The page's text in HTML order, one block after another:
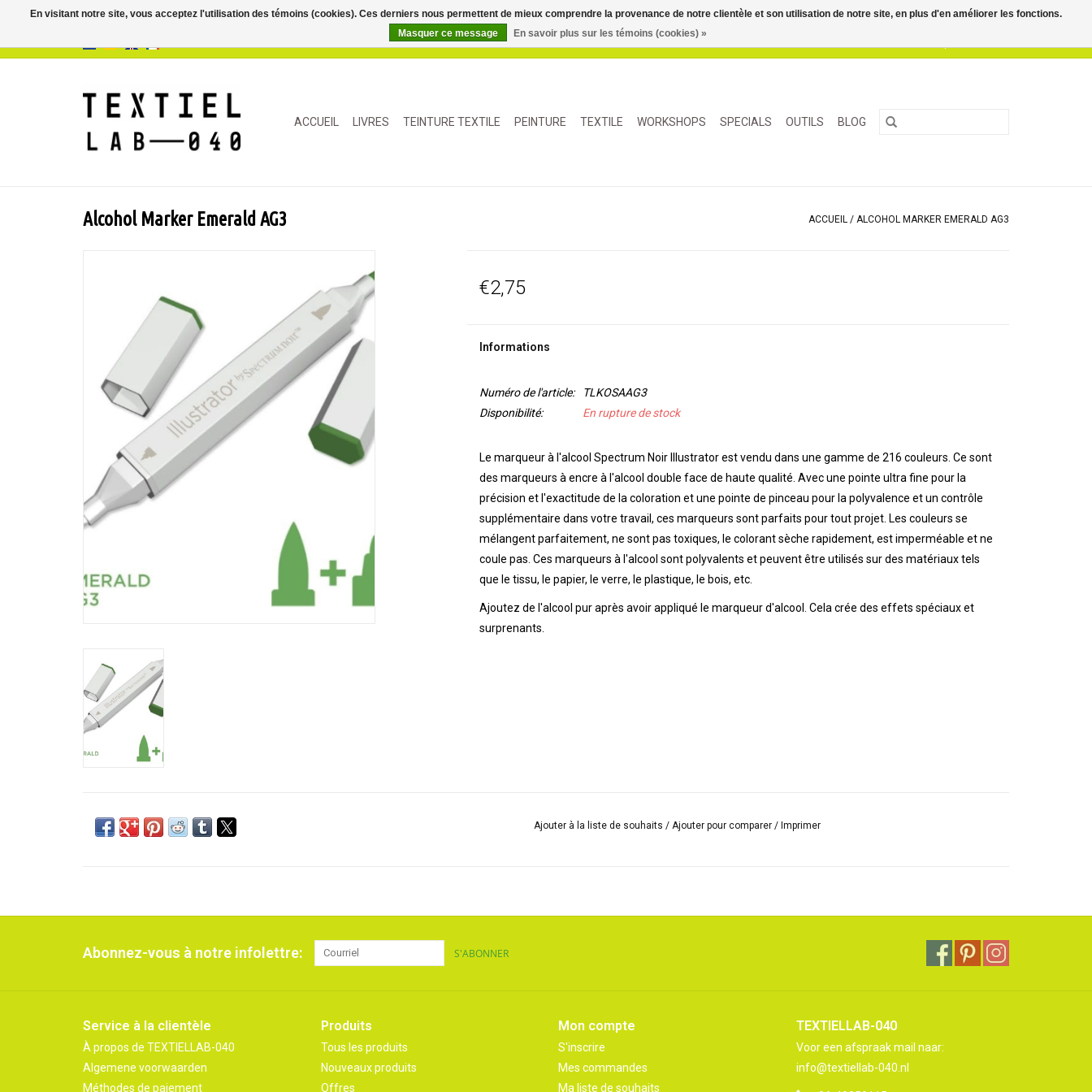
ACCUEIL LIVRES TEINTURE TEXTILE PEINTURE TEXTILE WORKSHOPS SPECIALS OUTILS BLOG
Alcohol Marker Emerald AG3 ACCUEIL / ALCOHOL MARKER EMERALD AG3
€2,75
Informations
Numéro de l'article:
TLKOSAAG3
Disponibilité:
En rupture de stock
Le marqueur à l'alcool Spectrum Noir Illustrator est vendu dans une gamme de 216 couleurs. Ce sont
des marqueurs à encre à l'alcool double face de haute qualité. Avec une pointe ultra fine pour la
précision et l'exactitude de la coloration et une pointe de pinceau pour la polyvalence et un contrôle
supplémentaire dans votre travail, ces marqueurs sont parfaits pour tout projet. Les couleurs se
mélangent parfaitement, ne sont pas toxiques, le colorant sèche rapidement, est imperméable et ne
coule pas. Ces marqueurs à l'alcool sont polyvalents et peuvent être utilisés sur des matériaux tels
que le tissu, le papier, le verre, le plastique, le bois, etc.
Ajoutez de l'alcool pur après avoir appliqué le marqueur d'alcool. Cela crée des effets spéciaux et
surprenants.
Ajouter à la liste de souhaits / Ajouter pour comparer /Imprimer
Abonnez-vous à notre infolettre: S'ABONNER
Service à la clientèle
À propos de TEXTIELLAB-040
Algemene voorwaarden
Méthodes de paiement
Produits
Tous les produits
Nouveaux produits
Offres
Mon compte
S'inscrire
Mes commandes
Ma liste de souhaits
TEXTIELLAB-040
Voor een afspraak mail naar:
info@textiellab-040.nl
En visitant notre site, vous acceptez l'utilisation des témoins (cookies). Ces derniers nous permettent de mieux comprendre la provenance de notre clientèle et son utilisation de notre site, en plus d'en améliorer les fonctions.
Masquer ce message
En savoir plus sur les témoins (cookies) »